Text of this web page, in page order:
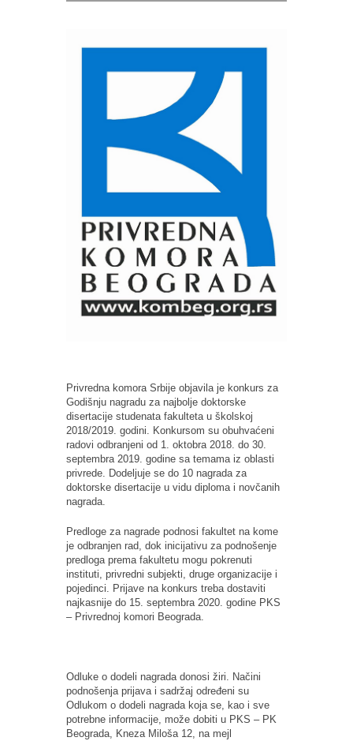
Privredna komora Srbije objavila je konkurs za
Godišnju nagradu za najbolje doktorske
disertacije studenata fakulteta u školskoj
2018/2019. godini. Konkursom su obuhvaćeni
radovi odbranjeni od 1. oktobra 2018. do 30.
septembra 2019. godine sa temama iz oblasti
privrede. Dodeljuje se do 10 nagrada za
doktorske disertacije u vidu diploma i novčanih
nagrada.
Predloge za nagrade podnosi fakultet na kome
je odbranjen rad, dok inicijativu za podnošenje
predloga prema fakultetu mogu pokrenuti
instituti, privredni subjekti, druge organizacije i
pojedinci. Prijave na konkurs treba dostaviti
najkasnije do 15. septembra 2020. godine PKS
– Privrednoj komori Beograda.
Odluke o dodeli nagrada donosi žiri. Načini
podnošenja prijava i sadržaj određeni su
Odlukom o dodeli nagrada koja se, kao i sve
potrebne informacije, može dobiti u PKS – PK
Beograda, Kneza Miloša 12, na mejl